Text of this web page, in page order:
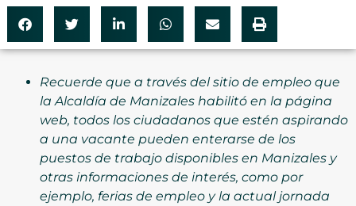
Recuerde que a través del sitio de empleo que
la Alcaldía de Manizales habilitó en la página
web, todos los ciudadanos que estén aspirando
a una vacante pueden enterarse de los
puestos de trabajo disponibles en Manizales y
otras informaciones de interés, como por
ejemplo, ferias de empleo y la actual jornada